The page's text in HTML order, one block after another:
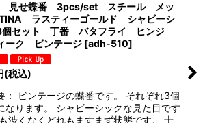
見せ蝶番 3pcs/set スチール メッ
ラスティーゴールド シャビーシ
セット 丁番 バタフライ ヒンジ
ーク ビンテージ [adh-510]
(税込)
： ビンテージの蝶番です。 それぞれ3個
なります。 シャビーシックな見た目です
渋くなくどれもますまず状態です。 十